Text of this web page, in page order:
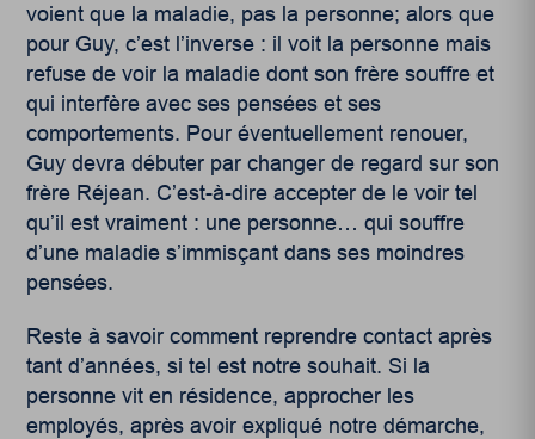
voient que la maladie, pas la personne; alors que
pour Guy, c’est l’inverse : il voit la personne mais
refuse de voir la maladie dont son frère souffre et
qui interfère avec ses pensées et ses
comportements. Pour éventuellement renouer,
Guy devra débuter par changer de regard sur son
frère Réjean. C’est-à-dire accepter de le voir tel
qu’il est vraiment : une personne… qui souffre
d’une maladie s’immisçant dans ses moindres
pensées.
Reste à savoir comment reprendre contact après
tant d’années, si tel est notre souhait. Si la
personne vit en résidence, approcher les
employés, après avoir expliqué notre démarche,